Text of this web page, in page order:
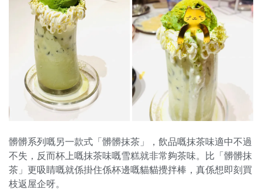
髒髒系列嘅另一款式「髒髒抹茶」，飲品嘅抹茶味適中不過
不失，反而杯上嘅抹茶味嘅雪糕就非常夠茶味。比「髒髒抹
茶」更吸睛嘅就係掛住係杯邊嘅貓貓攪拌棒，真係想即刻買
枝返屋企呀。